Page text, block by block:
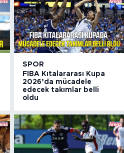
SPOR
FIBA Kıtalararası Kupa
2026’da mücadele
edecek takımlar belli
oldu